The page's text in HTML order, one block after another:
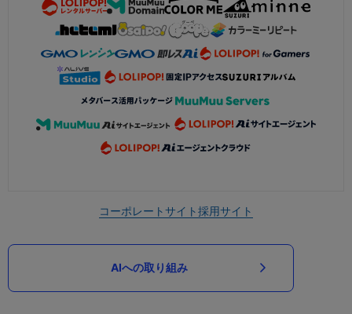
コーポレートサイト採用サイト
AIへの取り組み